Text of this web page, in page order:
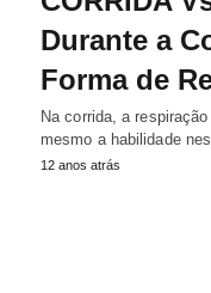
Durante a
Forma de
Na corrida, a
mesmo a habilidade
12 anos atrás